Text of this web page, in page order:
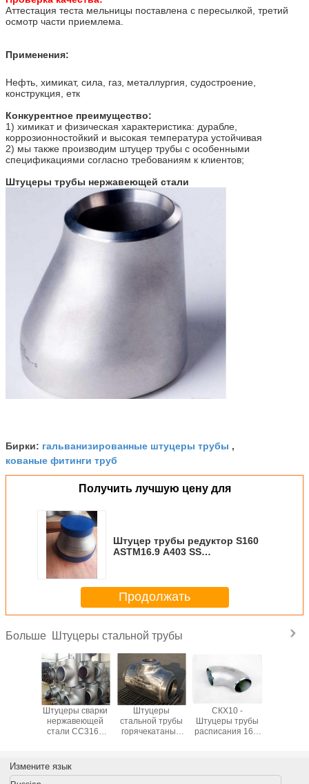
Аттестация теста мельницы поставлена с пересылкой, третий
осмотр части приемлема.
Применения:
Нефть, химикат, сила, газ, металлургия, судостроение,
конструкция, етк
Конкурентное преимущество:
1) химикат и физическая характеристика: дурабле,
коррозионностойкий и высокая температура устойчивая
2) мы также производим штуцер трубы с особенными
спецификациями согласно требованиям к клиентов;
Штуцеры трубы нержавеющей стали
Бирки: гальванизированные штуцеры трубы ,
кованые фитинги труб
Получить лучшую цену для
Штуцер трубы редуктор S160
ASTM16.9 A403 SS
Продолжать
Больше Штуцеры стальной трубы
трубы
Штуцеры сварки
нержавеющей
стали СС316Л
промышленные
штуцеры трубы
Штуцеры
стальной трубы
горячекатаные
P5 P9 T11
СКХ10 -
Штуцеры трубы
расписания 160,
тройника
Измените язык